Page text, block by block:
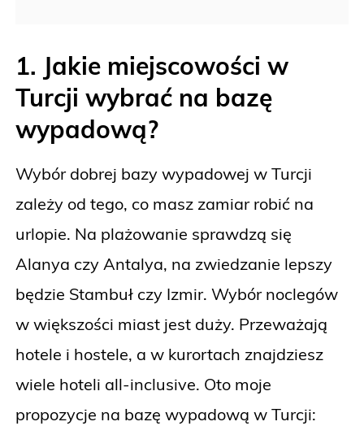
1. Jakie miejscowości w
Turcji wybrać na bazę
wypadową?
Wybór dobrej bazy wypadowej w Turcji
zależy od tego, co masz zamiar robić na
urlopie. Na plażowanie sprawdzą się
Alanya czy Antalya, na zwiedzanie lepszy
będzie Stambuł czy Izmir. Wybór noclegów
w większości miast jest duży. Przeważają
hotele i hostele, a w kurortach znajdziesz
wiele hoteli all-inclusive. Oto moje
propozycje na bazę wypadową w Turcji: